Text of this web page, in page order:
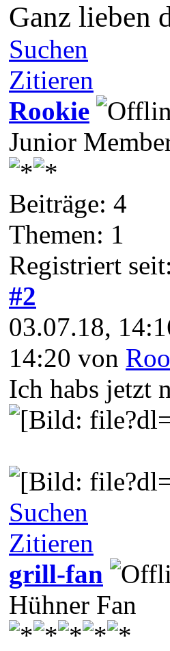
Ganz lieben
Suchen
Zitieren
Rookie
Junior
Beiträge: 4
Themen: 1
Registriert
#2
03.07.18,
14:20 von
Ich habs jetzt
Suchen
Zitieren
grill-fan
Hühner Fan